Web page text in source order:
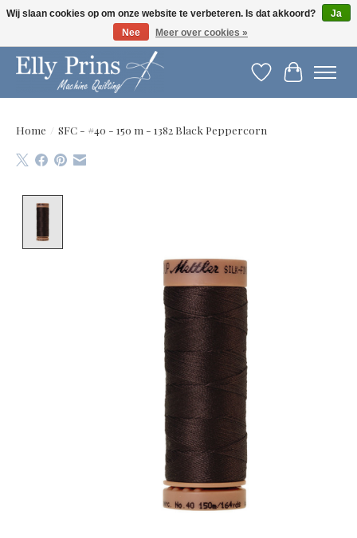
Let op: gewijzigde openingstijden!
Verlanglijst
Home / SFC - #40 - 150 m - 1382 Black Peppercorn
Wij slaan cookies op om onze website te verbeteren. Is dat akkoord?
Ja
Nee
Meer over cookies »